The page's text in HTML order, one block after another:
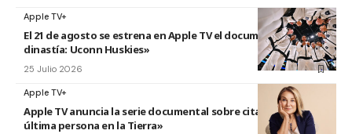
Apple TV+
El 21 de agosto se estrena en Apple TV el documental «La
dinastía: Uconn Huskies»
25 Julio 2026
Apple TV+
Apple TV anuncia la serie documental sobre citas titulada «La
última persona en la Tierra»